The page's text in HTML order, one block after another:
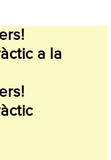
a la